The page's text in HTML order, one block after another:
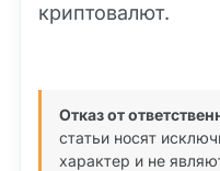
криптовалют.
Отказ от
статьи носят
характер и не